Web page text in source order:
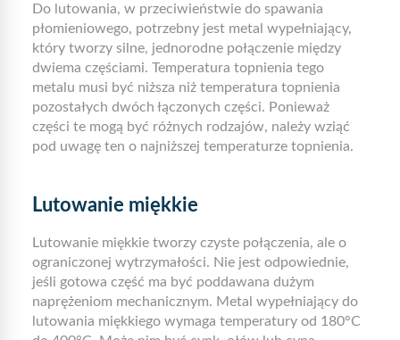
Do lutowania, w przeciwieństwie do spawania
płomieniowego, potrzebny jest metal wypełniający,
który tworzy silne, jednorodne połączenie między
dwiema częściami. Temperatura topnienia tego
metalu musi być niższa niż temperatura topnienia
pozostałych dwóch łączonych części. Ponieważ
części te mogą być różnych rodzajów, należy wziąć
pod uwagę ten o najniższej temperaturze topnienia.
Lutowanie miękkie
Lutowanie miękkie tworzy czyste połączenia, ale o
ograniczonej wytrzymałości. Nie jest odpowiednie,
jeśli gotowa część ma być poddawana dużym
naprężeniom mechanicznym. Metal wypełniający do
lutowania miękkiego wymaga temperatury od 180°C